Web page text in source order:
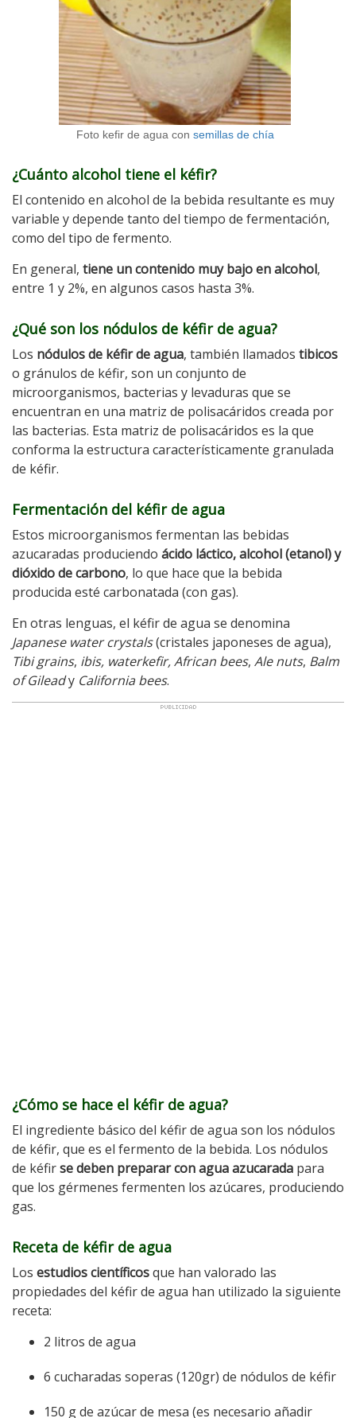
Foto kefir de agua con semillas de chía
¿Cuánto alcohol tiene el kéfir?
El contenido en alcohol de la bebida resultante es muy
variable y depende tanto del tiempo de fermentación,
como del tipo de fermento.
En general, tiene un contenido muy bajo en alcohol,
entre 1 y 2%, en algunos casos hasta 3%.
¿Qué son los nódulos de kéfir de agua?
Los nódulos de kéfir de agua, también llamados tibicos
o gránulos de kéfir, son un conjunto de
microorganismos, bacterias y levaduras que se
encuentran en una matriz de polisacáridos creada por
las bacterias. Esta matriz de polisacáridos es la que
conforma la estructura característicamente granulada
de kéfir. ​
Fermentación del kéfir de agua
Estos microorganismos fermentan las bebidas
azucaradas produciendo ácido láctico, alcohol (etanol) y
dióxido de carbono, lo que hace que la bebida
producida esté carbonatada (con gas).
En otras lenguas, el kéfir de agua se denomina
Japanese water crystals(cristales japoneses de agua),
Tibi grains, ibis, waterkefir, African bees, Ale nuts, Balm
of Gileady California bees.
¿Cómo se hace el kéfir de agua?
El ingrediente básico del kéfir de agua son los nódulos
de kéfir, que es el fermento de la bebida. Los nódulos
de kéfirse deben preparar con agua azucarada para
que los gérmenes fermenten los azúcares, produciendo
gas.
Receta de kéfir de agua
Los estudios científicosque han valorado las
propiedades del kéfir de agua han utilizado la siguiente
receta:
2 litros de agua
6 cucharadas soperas (120gr) de nódulos de kéfir
150 g de azúcar de mesa (es necesario añadir